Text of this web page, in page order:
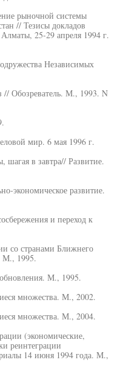
рыночной системы
// Тезисы докладов
25-29 апреля 1994 г.
Независимых
Обозреватель. М., 1993. N
мир. 6 мая 1996 г.
шагая в завтра// Развитие.
экономическое развитие.
и переход к
со странами Ближнего
М., 1995.
М., 1995.
множества. М., 2002.
множества. М., 2004.
(экономические,
реинтеграции
14 июня 1994 года. М.,